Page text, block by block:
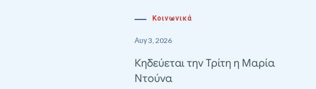
Κοινωνικά
Αυγ 3, 2026
Κηδεύεται την Τρίτη η Μαρία
Ντούνα